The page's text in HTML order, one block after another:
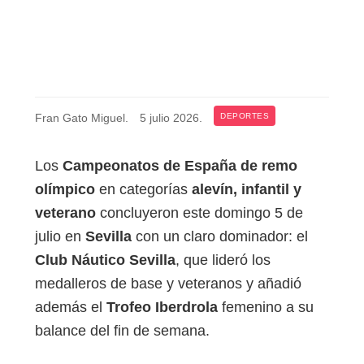
Fran Gato Miguel. 5 julio 2026. DEPORTES
Los Campeonatos de España de remo
olímpico en categorías alevín, infantil y
veterano concluyeron este domingo 5 de
julio en Sevilla con un claro dominador: el
Club Náutico Sevilla, que lideró los
medalleros de base y veteranos y añadió
además el Trofeo Iberdrola femenino a su
balance del fin de semana.